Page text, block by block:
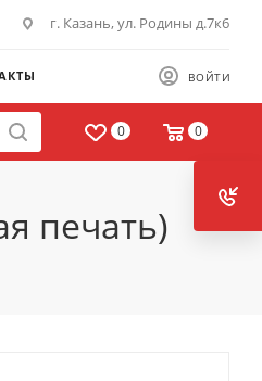
г. Казань, ул. Родины д.7к6
ВОЙТИ
0 0
печать)